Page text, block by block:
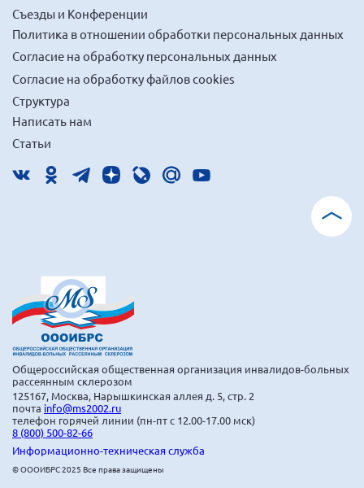
Республика Карелия
Республика Калмыкия
Республика Хакасия
Ростовская область
г. Санкт-Петербург
г. Севастополь
Самарская область СОРС
Ставропольский край
Сахалинская область
Томская область
Тульская область
Ульяновская область
Челябинская область
Ярославская область
Съезды и Конференции
Политика в отношении обработки персональных данных
Согласие на обработку персональных данных
Согласие на обработку файлов cookies
Структура
Написать нам
Статьи
Общероссийская общественная организация инвалидов-больных
рассеянным склерозом
125167, Москва, Нарышкинская аллея д. 5, стр. 2
почта info@ms2002.ru
телефон горячей линии (пн-пт с 12.00-17.00 мск)
8 (800) 500-82-66
Информационно-техническая служба
© ОООИБРС 2025 Все права защищены